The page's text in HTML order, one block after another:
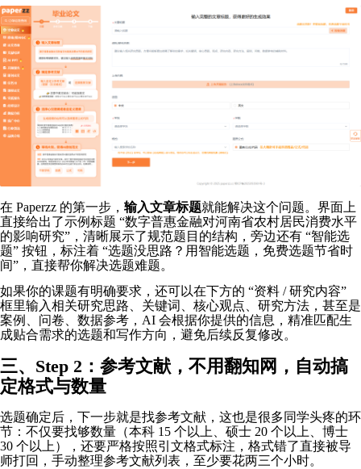
在 Paperzz 的第一步， 输入文章标题就能解决这个问题。界面上
直接给出了示例标题 “数字普惠金融对河南省农村居民消费水平
的影响研究”，清晰展示了规范题目的结构，旁边还有 “智能选
题” 按钮，标注着 “选题没思路？用智能选题，免费选题节省时
间”，直接帮你解决选题难题。
如果你的课题有明确要求，还可以在下方的 “资料 / 研究内容”
框里输入相关研究思路、关键词、核心观点、研究方法，甚至是
案例、问卷、数据参考，AI 会根据你提供的信息，精准匹配生
成贴合需求的选题和写作方向，避免后续反复修改。
三、Step 2：参考文献，不用翻知网，自动搞
定格式与数量
选题确定后，下一步就是找参考文献，这也是很多同学头疼的环
节：不仅要找够数量（本科 15 个以上、硕士 20 个以上、博士
30 个以上），还要严格按照引文格式标注，格式错了直接被导
师打回，手动整理参考文献列表，至少要花两三个小时。